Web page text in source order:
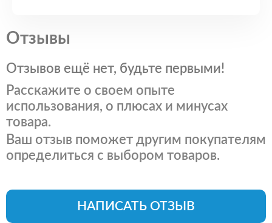
Отзывы
Отзывов ещё нет, будьте первыми!
Расскажите о своем опыте
использования, о плюсах и минусах
товара.
Ваш отзыв поможет другим покупателям
определиться с выбором товаров.
НАПИСАТЬ ОТЗЫВ